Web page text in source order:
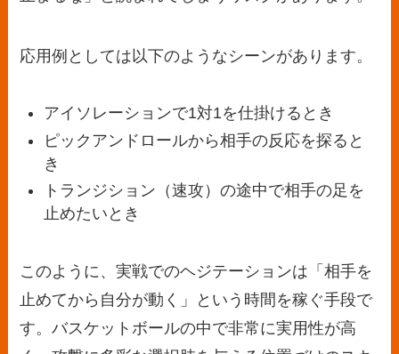
応用例としては以下のようなシーンがあります。
アイソレーションで1対1を仕掛けるとき
ピックアンドロールから相手の反応を探ると
き
トランジション（速攻）の途中で相手の足を
止めたいとき
このように、実戦でのヘジテーションは「相手を
止めてから自分が動く」という時間を稼ぐ手段で
す。バスケットボールの中で非常に実用性が高